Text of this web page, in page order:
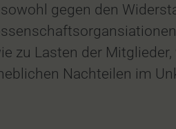
gegen den
zu Lasten der
Nachteilen im